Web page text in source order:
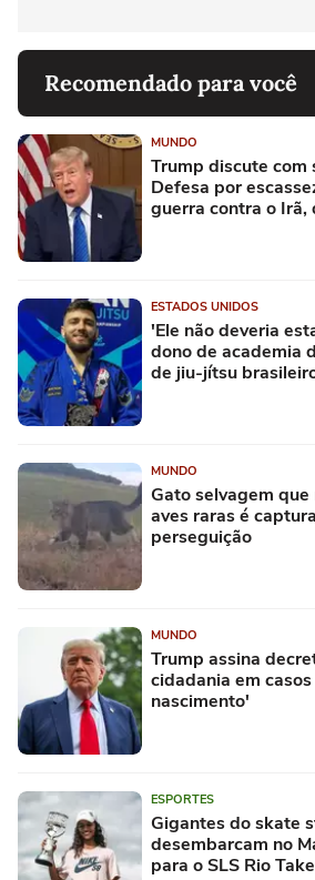
Recomendado para você
MUNDO
Trump discute com
Defesa por
guerra contra o Irã,
ESTADOS UNIDOS
'Ele não deveria
dono de academia
de jiu-jítsu
MUNDO
Gato selvagem
aves raras é
perseguição
MUNDO
Trump assina
cidadania em
nascimento'
ESPORTES
Gigantes do skate
desembarcam no
para o SLS Rio